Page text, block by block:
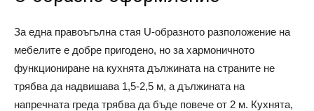
За една правоъгълна стая U-образното разположение на
мебелите е добре пригодено, но за хармоничното
функциониране на кухнята дължината на страните не
трябва да надвишава 1,5-2,5 м, а дължината на
напречната греда трябва да бъде повече от 2 м. Кухнята,